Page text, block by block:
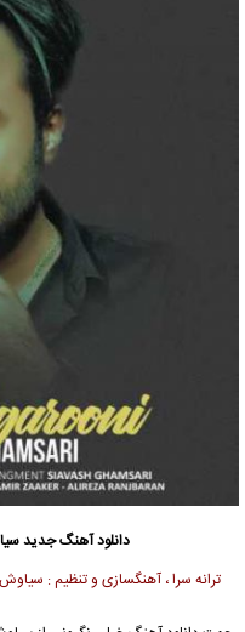
دانلود آهنگ جدید
ترانه سرا ، آهنگسازی و تنظیم :